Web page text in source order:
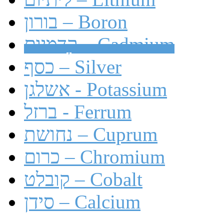
בורון – Boron
קדמיום – Cadmium
כסף – Silver
אשלגן - Potassium
ברזל - Ferrum
נחושת – Cuprum
כרום – Chromium
קובלט – Cobalt
סידן – Calcium